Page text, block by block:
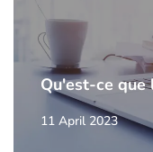
Qu'est-ce
11 April 2023